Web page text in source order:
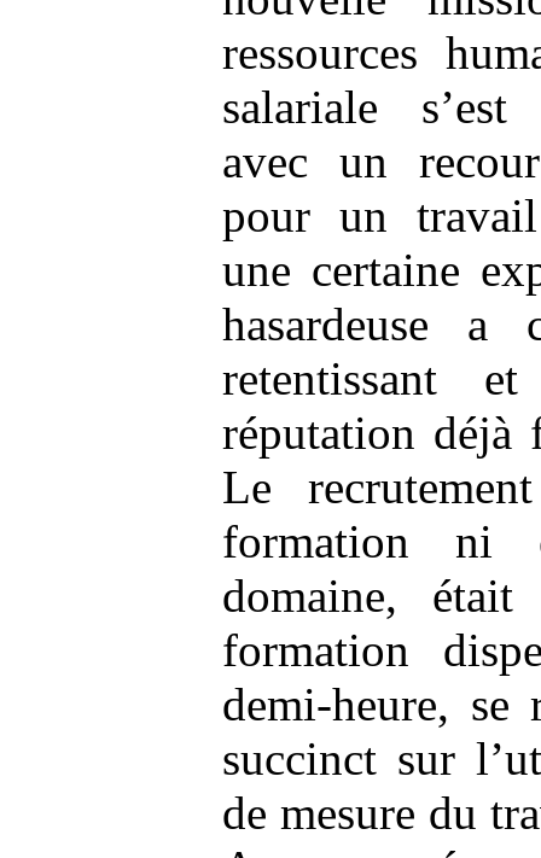
ressources
salariale s’est
avec un
pour un travail
une certaine
hasardeuse
retentissant
réputation déjà
Le
formation ni
domaine,
formation
demi-heure,
succinct sur
de mesure du